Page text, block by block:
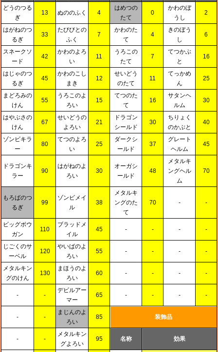
どうのつる
ぎ
13 ぬののふく 4
はめつの
たて
0
かわのぼ
うし
2
はがねのつ
るぎ
33
たびびとの
ふく
7
かわのた
て
4
きのぼう
し
6
スネークソ
ード
42
かわのよろ
い
11
うろこの
たて
7
てつかぶ
と
16
はじゃのつ
るぎ
45
かわのこし
まき
12
せいどう
のたて
11
てっかめ
ん
25
まどろみの
けん
55
うろこのよ
ろい
15
てつのた
て
16
サタンヘ
ルム
30
はやぶさの
けん
67
せいどうの
よろい
21
ドラゴン
シールド
30
ちりょく
のかぶと
40
ゾンビキラ
ー
80
てつのよろ
い
25
ダークシ
ールド
37
グレート
ヘルム
45
ドラゴンキ
ラー
90
はがねのよ
ろい
30
オーガシ
ールド
48
メタルキ
ングヘル
ム
70
もろばのつ
るぎ
99
ゾンビメイ
ル
38
メタルキ
ングのた
て
70 - -
ビッグボウ
ガン
110
ブラッドメ
イル
45 - - - -
じごくのサ
ーベル
120
やいばのよ
ろい
55 - - - -
メタルキン
グのけん
130
まほうのよ
ろい
60 - - - -
- -
デビルアー
マー
65 - - - -
- -
まじんのよ
ろい
85 装飾品
- -
メタルキン
グよろい
95 名称 効果